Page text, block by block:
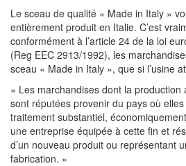
Le sceau de qualité « Made in Italy »
entièrement produit en Italie. C’est
conformément à l’article 24 de la loi
(Reg EEC 2913/1992), les
sceau « Made in Italy », que si l’usine
« Les marchandises dont la production
sont réputées provenir du pays où
traitement substantiel,
une entreprise équipée à cette fin et
d’un nouveau produit ou représentant
fabrication. »